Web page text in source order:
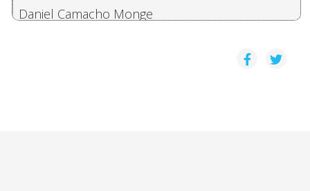
Daniel Camacho Monge
UN POBLADO LINIERO DEL CARIBE